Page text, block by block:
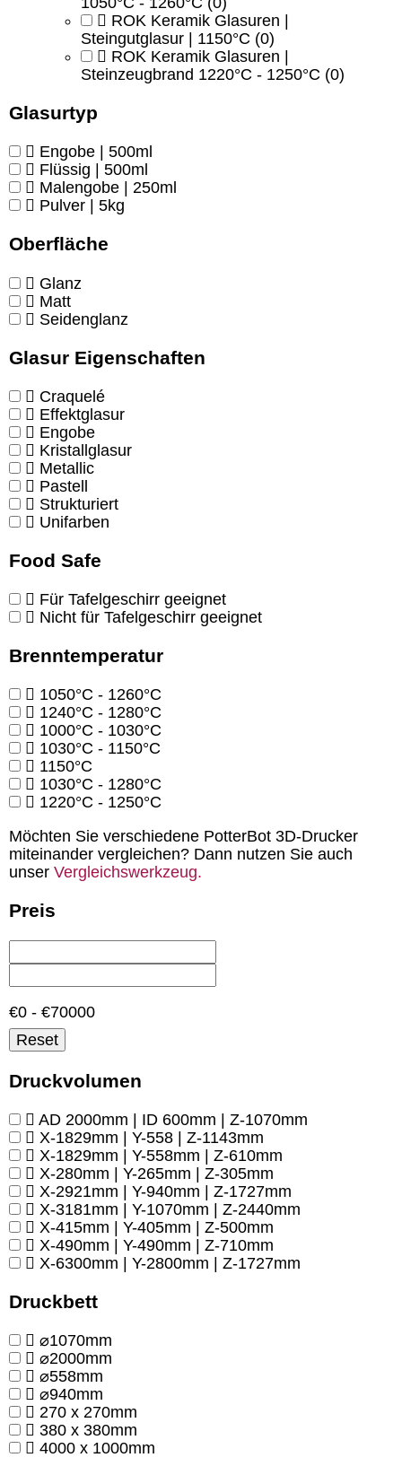
ROK Keramik Glasuren |
Steingutglasur | 1150°C (0)
ROK Keramik Glasuren |
Steinzeugbrand 1220°C - 1250°C (0)
Glasurtyp
Engobe | 500ml
Flüssig | 500ml
Malengobe | 250ml
Pulver | 5kg
Oberfläche
Glanz
Matt
Seidenglanz
Glasur Eigenschaften
Craquelé
Effektglasur
Engobe
Kristallglasur
Metallic
Pastell
Strukturiert
Unifarben
Food Safe
Für Tafelgeschirr geeignet
Nicht für Tafelgeschirr geeignet
Brenntemperatur
1050°C - 1260°C
1240°C - 1280°C
1000°C - 1030°C
1030°C - 1150°C
1150°C
1030°C - 1280°C
1220°C - 1250°C
Möchten Sie verschiedene PotterBot 3D-Drucker
miteinander vergleichen? Dann nutzen Sie auch
unser Vergleichswerkzeug.
Preis
€0 - €70000
Reset
Druckvolumen
AD 2000mm | ID 600mm | Z-1070mm
X-1829mm | Y-558 | Z-1143mm
X-1829mm | Y-558mm | Z-610mm
X-280mm | Y-265mm | Z-305mm
X-2921mm | Y-940mm | Z-1727mm
X-3181mm | Y-1070mm | Z-2440mm
X-415mm | Y-405mm | Z-500mm
X-490mm | Y-490mm | Z-710mm
X-6300mm | Y-2800mm | Z-1727mm
Druckbett
⌀1070mm
⌀2000mm
⌀558mm
⌀940mm
270 x 270mm
380 x 380mm
4000 x 1000mm